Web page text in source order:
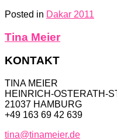
Posted in Dakar 2011
Tina Meier
KONTAKT
TINA MEIER
HEINRICH-OSTERATH-
21037 HAMBURG
+49 163 69 42 639
tina@tinameier.de